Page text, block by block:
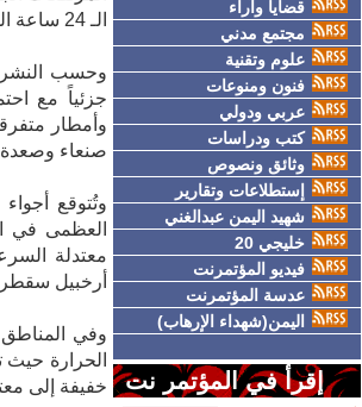
قضايا وآراء
مجتمع مدني
علوم وتقنية
فنون ومنوعات
عربي ودولي
كتب ودراسات
وثائق ونصوص
إستطلاعات وتقارير
شهيد اليمن عبدالغني
خليجي 20
فيديو المؤتمرنت
عدسة المؤتمرنت
اليمن(شهداء الإرهاب)
إقرأ في المؤتمر نت
الـ 24 ساعة المقبلة.
وحسب
جزئياً مع
وأمطار
صنعاء وصعدة
وتُتوقع
معتدلة
أرخبيل سقطرى
وفي
خفيفة إلى